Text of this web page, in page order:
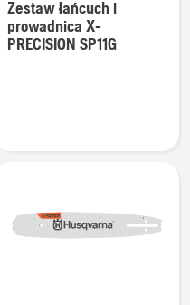
więcej
szczegółów
SP11G
Zestaw łańcuch i
prowadnica X-
PRECISION SP11G